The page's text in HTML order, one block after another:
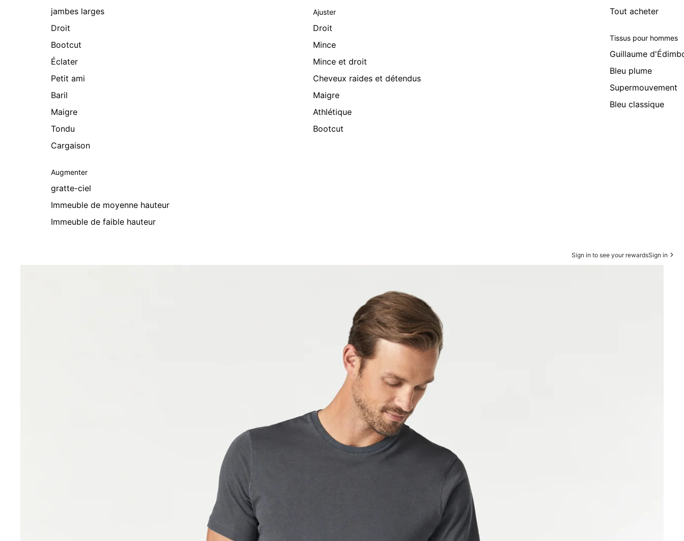
jambes larges
Droit
Bootcut
Éclater
Petit ami
Baril
Maigre
Tondu
Cargaison
Augmenter
gratte-ciel
Immeuble de moyenne hauteur
Immeuble de faible hauteur
Ajuster
Droit
Mince
Mince et droit
Cheveux raides et détendus
Maigre
Athlétique
Bootcut
Tout acheter
Tissus pour hommes
Guillaume
Bleu plume
Supermouvement
Bleu classique
Sign in to see your rewardsSign in